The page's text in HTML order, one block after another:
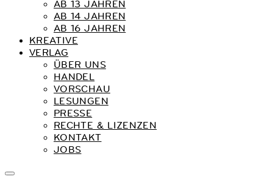
AB 13 JAHREN
AB 14 JAHREN
AB 16 JAHREN
KREATIVE
VERLAG
ÜBER UNS
HANDEL
VORSCHAU
LESUNGEN
PRESSE
RECHTE & LIZENZEN
KONTAKT
JOBS